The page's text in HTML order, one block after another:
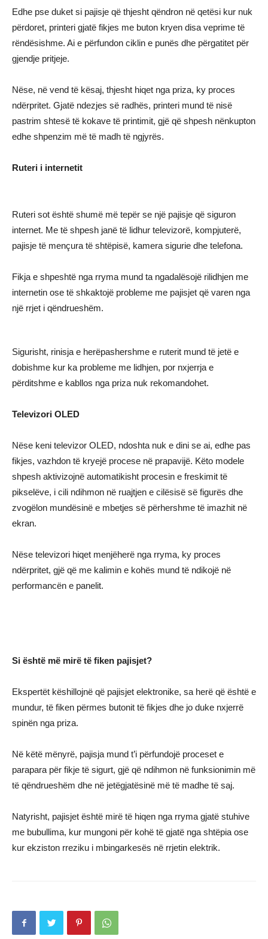
Edhe pse duket si pajisje që thjesht qëndron në qetësi kur nuk
përdoret, printeri gjatë fikjes me buton kryen disa veprime të
rëndësishme. Ai e përfundon ciklin e punës dhe përgatitet për
gjendje pritjeje.
Nëse, në vend të kësaj, thjesht hiqet nga priza, ky proces
ndërpritet. Gjatë ndezjes së radhës, printeri mund të nisë
pastrim shtesë të kokave të printimit, gjë që shpesh nënkupton
edhe shpenzim më të madh të ngjyrës.
Ruteri i internetit
Ruteri sot është shumë më tepër se një pajisje që siguron
internet. Me të shpesh janë të lidhur televizorë, kompjuterë,
pajisje të mençura të shtëpisë, kamera sigurie dhe telefona.
Fikja e shpeshtë nga rryma mund ta ngadalësojë rilidhjen me
internetin ose të shkaktojë probleme me pajisjet që varen nga
një rrjet i qëndrueshëm.
Sigurisht, rinisja e herëpashershme e ruterit mund të jetë e
dobishme kur ka probleme me lidhjen, por nxjerrja e
përditshme e kabllos nga priza nuk rekomandohet.
Televizori OLED
Nëse keni televizor OLED, ndoshta nuk e dini se ai, edhe pas
fikjes, vazhdon të kryejë procese në prapavijë. Këto modele
shpesh aktivizojnë automatikisht procesin e freskimit të
pikselëve, i cili ndihmon në ruajtjen e cilësisë së figurës dhe
zvogëlon mundësinë e mbetjes së përhershme të imazhit në
ekran.
Nëse televizori hiqet menjëherë nga rryma, ky proces
ndërpritet, gjë që me kalimin e kohës mund të ndikojë në
performancën e panelit.
Si është më mirë të fiken pajisjet?
Ekspertët këshillojnë që pajisjet elektronike, sa herë që është e
mundur, të fiken përmes butonit të fikjes dhe jo duke nxjerrë
spinën nga priza.
Në këtë mënyrë, pajisja mund t’i përfundojë proceset e
parapara për fikje të sigurt, gjë që ndihmon në funksionimin më
të qëndrueshëm dhe në jetëgjatësinë më të madhe të saj.
Natyrisht, pajisjet është mirë të hiqen nga rryma gjatë stuhive
me bubullima, kur mungoni për kohë të gjatë nga shtëpia ose
kur ekziston rreziku i mbingarkesës në rrjetin elektrik.